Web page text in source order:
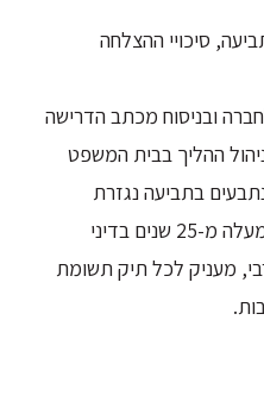
סיכויי ההצלחה
ובניסוח מכתב הדרישה
ההליך בבית המשפט
בתביעה נגזרת
עו"ד שמעון צור, בעל ניסיון של למעלה מ-25 שנים בדיני
מעניק לכל תיק תשומת